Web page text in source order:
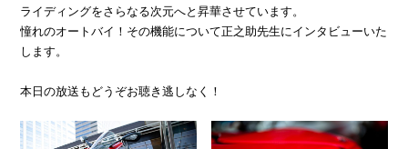
ライディングをさらなる次元へと昇華させています。
憧れのオートバイ！その機能について正之助先生にインタビューいた
します。
本日の放送もどうぞお聴き逃しなく！